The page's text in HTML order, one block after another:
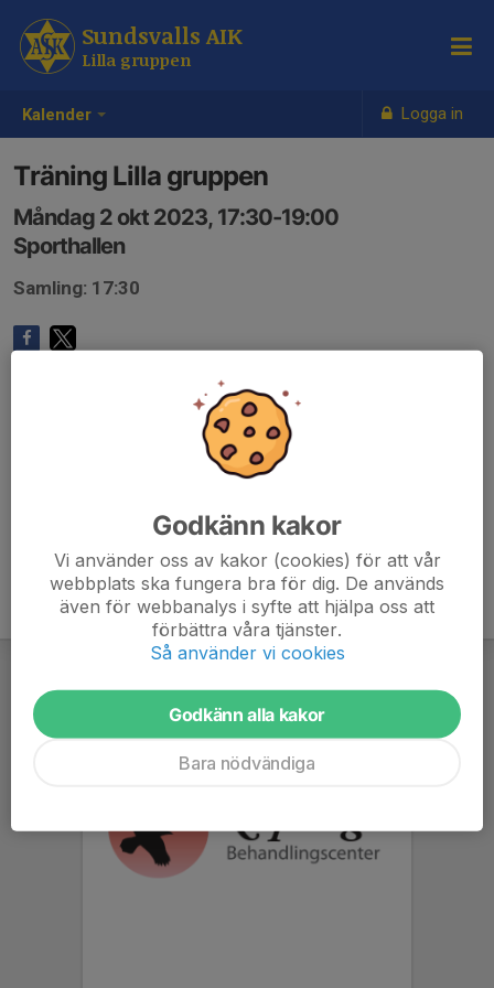
Kalender Logga in
Sundsvalls AIK
Lilla gruppen
Träning Lilla gruppen
Måndag 2 okt 2023, 17:30-19:00
Sporthallen
Samling: 17:30
Godkänn kakor
Vi använder oss av kakor (cookies) för att vår
webbplats ska fungera bra för dig. De används
även för webbanalys i syfte att hjälpa oss att
förbättra våra tjänster.
Så använder vi cookies
Godkänn alla kakor
Bara nödvändiga